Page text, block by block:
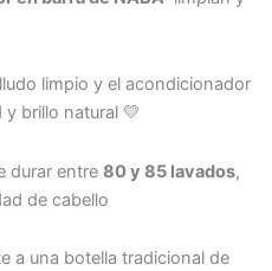
limpio y el acondicionador
brillo natural 💛
durar entre 80 y 85 lavados,
de cabello
a una botella tradicional de